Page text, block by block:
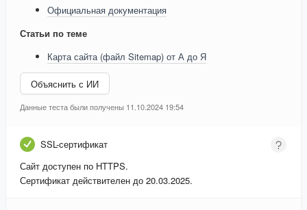
Официальная документация
Статьи по теме
Карта сайта (файл Sitemap) от А до Я
Объяснить с ИИ
Данные теста были получены 11.10.2024 19:54
SSL-сертификат
Сайт доступен по HTTPS.
Сертификат действителен до 20.03.2025.